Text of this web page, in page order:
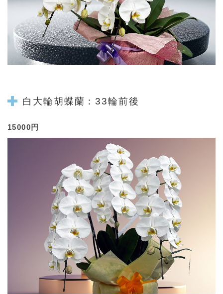
白大輪胡蝶蘭 ：33輪前後
15000円